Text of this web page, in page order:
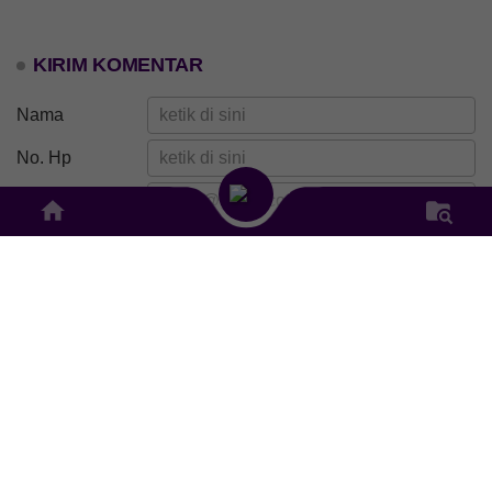
KIRIM KOMENTAR
Nama
No. Hp
E-mail